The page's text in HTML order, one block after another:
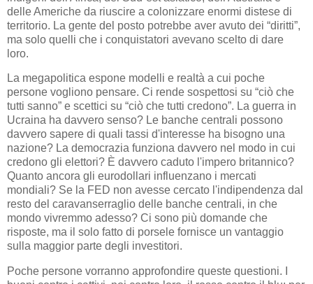
delle Americhe da riuscire a colonizzare enormi distese di
territorio. La gente del posto potrebbe aver avuto dei “diritti”,
ma solo quelli che i conquistatori avevano scelto di dare
loro.
La megapolitica espone modelli e realtà a cui poche
persone vogliono pensare. Ci rende sospettosi su “ciò che
tutti sanno” e scettici su “ciò che tutti credono”. La guerra in
Ucraina ha davvero senso? Le banche centrali possono
davvero sapere di quali tassi d'interesse ha bisogno una
nazione? La democrazia funziona davvero nel modo in cui
credono gli elettori? È davvero caduto l'impero britannico?
Quanto ancora gli eurodollari influenzano i mercati
mondiali? Se la FED non avesse cercato l'indipendenza dal
resto del caravanserraglio delle banche centrali, in che
mondo vivremmo adesso? Ci sono più domande che
risposte, ma il solo fatto di porsele fornisce un vantaggio
sulla maggior parte degli investitori.
Poche persone vorranno approfondire queste questioni. I